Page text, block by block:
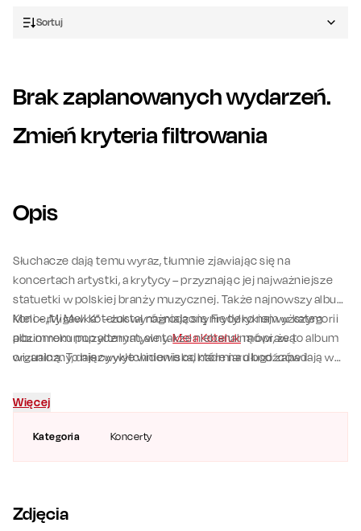
Sortuj
Brak zaplanowanych wydarzeń.
Zmień kryteria filtrowania
Opis
Kategoria Koncerty
Słuchacze dają temu wyraz, tłumnie zjawiając się na
koncertach artystki, a krytycy – przyznając jej najważniejsze
statuetki w polskiej branży muzycznej. Także najnowszy album
Meli – „Migawka” – został nagrodzony Fryderykiem w kategorii
album roku pop alternatywny.Mela Kotelukmówi, że to album
organiczny, dający wytchnienie od nadmiaru bodźców i
Koncerty Meli Koteluk wyróżniają się nie tylko najwyższym
poziomem muzycznym, ale także niebanalną oprawą
wizualną. To niezwykłe widowiska, które na długo zapadają w
Więcej
Zdjęcia